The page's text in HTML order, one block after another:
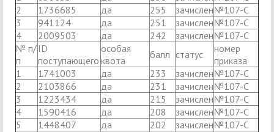
2
1736685 да 255 зачислен№107-С
3
941124 да 251 зачислен№107-С
4
2009503 да 242 зачислен№107-С
№ п/
п
ID
поступающего
особая
квота
балл статус
номер
приказа
1
1741003 да 233 зачислен№107-С
2
2103866 да 231 зачислен№107-С
3
1223434 да 215 зачислен№107-С
4
1590416 да 208 зачислен№107-С
5
1448407 да 202 зачислен№107-С